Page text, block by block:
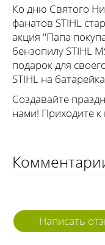
Ко дню Святого
фанатов STIHL
акция "Папа
бензопилу STIHL
подарок для
STIHL на
Создавайте
нами! Приходите к
Написать